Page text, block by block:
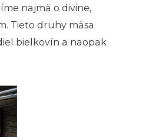
najmä o divine,
Tieto druhy mäsa
bielkovín a naopak